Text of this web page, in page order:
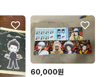
60,000원